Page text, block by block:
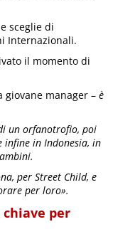
sceglie di
Internazionali.
il momento di
giovane manager –è
un orfanotrofio, poi
infine in Indonesia, in
per Street Child, e
per loro».
per